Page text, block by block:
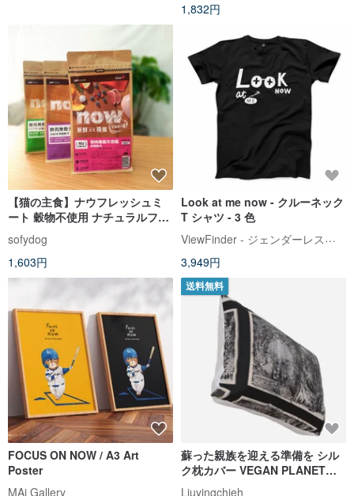
1,832円
【猫の主食】ナウフレッシュミ
ート 穀物不使用 ナチュラルフー
ド 300g (詰め替え発送用 100g 3
パック) キャットフィード
sofydog
1,603円
Look at me now - クルーネック
T シャツ - 3 色
ViewFinder - ジェンダーレスコラボ服 & ライセンスグッズ
3,949円
FOCUS ON NOW / A3 Art
Poster
MAi Gallery
送料無料
蘇った親族を迎える準備を シル
ク枕カバー VEGAN PLANET
NOW Silk Sham
Liuyingchieh